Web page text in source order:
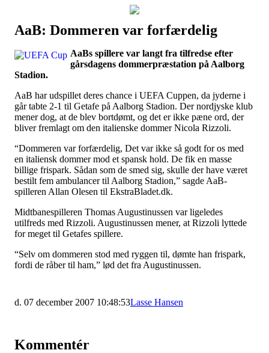
Наши партнеры
лучшие займы
AaB: Dommeren var forfærdelig
AaBs spillere var langt fra tilfredse efter
gårsdagens dommerpræstation på Aalborg
Stadion.
AaB har udspillet deres chance i UEFA Cuppen, da jyderne i
går tabte 2-1 til Getafe på Aalborg Stadion. Der nordjyske klub
mener dog, at de blev bortdømt, og det er ikke pæne ord, der
bliver fremlagt om den italienske dommer Nicola Rizzoli.
“Dommeren var forfærdelig, Det var ikke så godt for os med
en italiensk dommer mod et spansk hold. De fik en masse
billige frispark. Sådan som de smed sig, skulle der have været
bestilt fem ambulancer til Aalborg Stadion,” sagde AaB-
spilleren Allan Olesen til EkstraBladet.dk.
Midtbanespilleren Thomas Augustinussen var ligeledes
utilfreds med Rizzoli. Augustinussen mener, at Rizzoli lyttede
for meget til Getafes spillere.
“Selv om dommeren stod med ryggen til, dømte han frispark,
fordi de råber til ham,” lød det fra Augustinussen.
d. 07 december 2007 10:48:53Lasse Hansen
Kommentér